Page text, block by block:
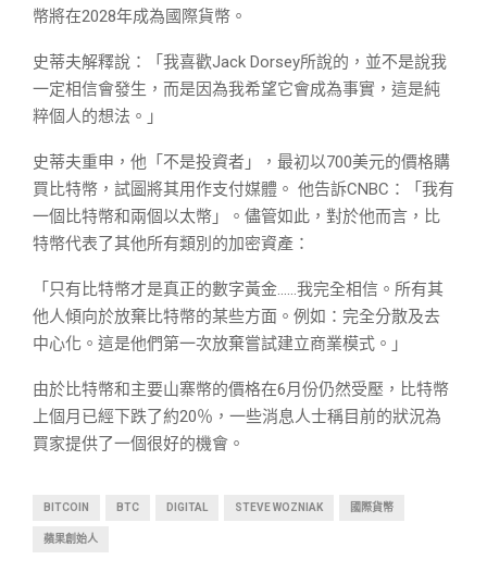
幣將在2028年成為國際貨幣。
史蒂夫解釋說：「我喜歡Jack Dorsey所說的，並不是說我
一定相信會發生，而是因為我希望它會成為事實，這是純
粹個人的想法。」
史蒂夫重申，他「不是投資者」，最初以700美元的價格購
買比特幣，試圖將其用作支付媒體。 他告訴CNBC：「我有
一個比特幣和兩個以太幣」。儘管如此，對於他而言，比
特幣代表了其他所有類別的加密資產：
「只有比特幣才是真正的數字黃金……我完全相信。所有其
他人傾向於放棄比特幣的某些方面。例如：完全分散及去
中心化。這是他們第一次放棄嘗試建立商業模式。」
由於比特幣和主要山寨幣的價格在6月份仍然受壓，比特幣
上個月已經下跌了約20％，一些消息人士稱目前的狀況為
買家提供了一個很好的機會。
BITCOIN BTC DIGITAL STEVE WOZNIAK 國際貨幣
蘋果創始人